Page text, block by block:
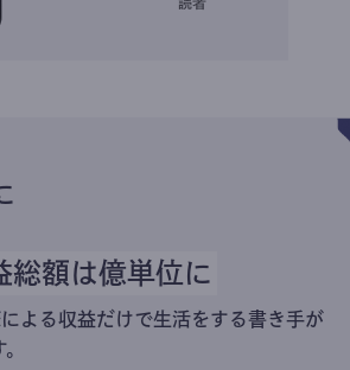
総額は億単位に
よる収益だけで生活をする書き手が